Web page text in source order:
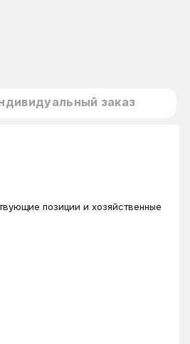
заказ
позиции и хозяйственные